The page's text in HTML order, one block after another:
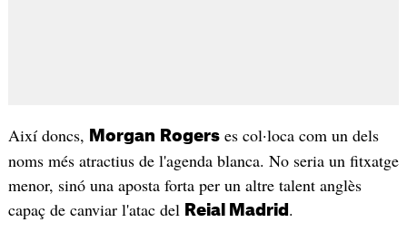
Així doncs, Morgan Rogerses col·loca com un dels
noms més atractius de l'agenda blanca. No seria un fitxatge
menor, sinó una aposta forta per un altre talent anglès
capaç de canviar l'atac del Reial Madrid .